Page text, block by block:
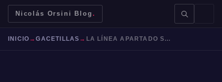
Nicolás Orsini Blog .
INICIO →GACETILLAS → LA LÍNEA APARTADO SUMA UN NUEVO VARIETAL Y PRESENTA UNA NUEVA IDENTIDAD